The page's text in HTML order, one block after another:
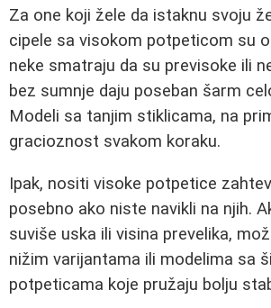
Za one koji žele da istaknu svoju
cipele sa visokom potpeticom su
neke smatraju da su previsoke ili
bez sumnje daju poseban šarm
Modeli sa tanjim stiklicama, na
gracioznost svakom koraku.
Ipak, nositi visoke potpetice
posebno ako niste navikli na njih.
suviše uska ili visina prevelika,
nižim varijantama ili modelima sa
potpeticama koje pružaju bolju